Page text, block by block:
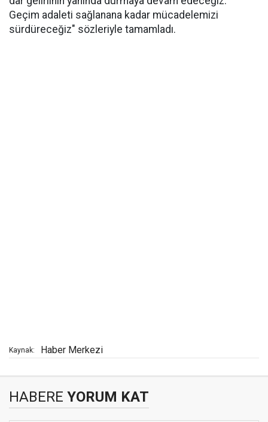
Geçim adaleti sağlanana kadar mücadelemizi
sürdüreceğiz" sözleriyle tamamladı.
Kaynak: Haber Merkezi
HABERE YORUM KAT